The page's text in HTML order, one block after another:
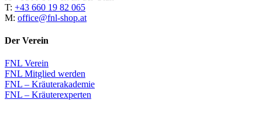
T: +43 660 19 82 065
M: office@fnl-shop.at
Der Verein
FNL Verein
FNL Mitglied werden
FNL – Kräuterakademie
FNL – Kräuterexperten